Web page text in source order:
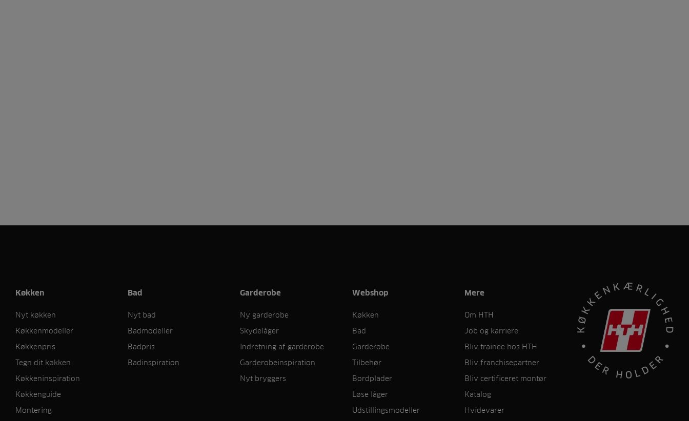
Køkken
Nyt køkken
Køkkenmodeller
Køkkenpris
Tegn dit køkken
Køkkeninspiration
Køkkenguide
Montering
Bad
Nyt bad
Badmodeller
Badpris
Badinspiration
Garderobe
Ny garderobe
Skydelåger
Indretning af garderobe
Garderobeinspiration
Nyt bryggers
Webshop
Køkken
Bad
Garderobe
Tilbehør
Bordplader
Løse låger
Udstillingsmodeller
Mere
Om HTH
Job og karriere
Bliv trainee hos HTH
Bliv franchisepartner
Bliv certificeret montør
Katalog
Hvidevarer